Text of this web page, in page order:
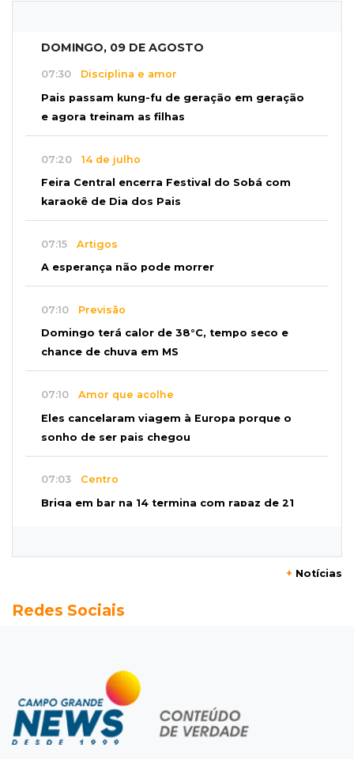
DOMINGO, 09 DE AGOSTO
07:30 Disciplina e amor
Pais passam kung-fu de geração em geração
e agora treinam as filhas
07:20 14 de julho
Feira Central encerra Festival do Sobá com
karaokê de Dia dos Pais
07:15 Artigos
A esperança não pode morrer
07:10 Previsão
Domingo terá calor de 38°C, tempo seco e
chance de chuva em MS
07:10 Amor que acolhe
Eles cancelaram viagem à Europa porque o
sonho de ser pais chegou
07:03 Centro
Briga em bar na 14 termina com rapaz de 21
promessas, mas deixam a conta para depois
Domingo é dia de Festival do Sobá e feiras em
homenagem aos pais
SÁBADO, 08 DE AGOSTO
+ Notícias
Redes Sociais